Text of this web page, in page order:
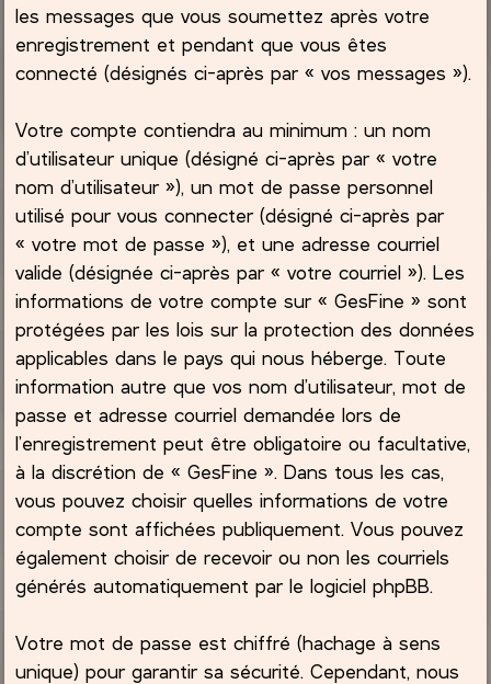
les messages que vous soumettez après votre
enregistrement et pendant que vous êtes
connecté (désignés ci-après par « vos messages »).
Votre compte contiendra au minimum : un nom
d’utilisateur unique (désigné ci-après par « votre
nom d’utilisateur »), un mot de passe personnel
utilisé pour vous connecter (désigné ci-après par
« votre mot de passe »), et une adresse courriel
valide (désignée ci-après par « votre courriel »). Les
informations de votre compte sur « GesFine » sont
protégées par les lois sur la protection des données
applicables dans le pays qui nous héberge. Toute
information autre que vos nom d’utilisateur, mot de
passe et adresse courriel demandée lors de
l’enregistrement peut être obligatoire ou facultative,
à la discrétion de « GesFine ». Dans tous les cas,
vous pouvez choisir quelles informations de votre
compte sont affichées publiquement. Vous pouvez
également choisir de recevoir ou non les courriels
générés automatiquement par le logiciel phpBB.
Votre mot de passe est chiffré (hachage à sens
unique) pour garantir sa sécurité. Cependant, nous